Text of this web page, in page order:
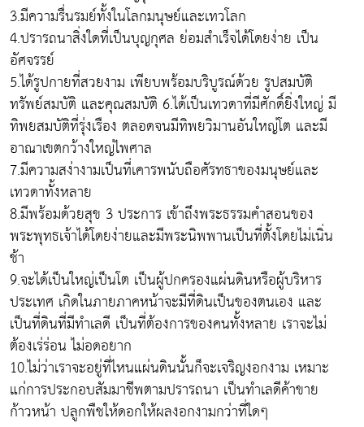
3.มีความรื่นรมย์ทั้งในโลกมนุษย์และเทวโลก
4.ปรารถนาสิ่งใดที่เป็นบุญกุศล ย่อมสำเร็จได้โดยง่าย เป็น
อัศจรรย์
5.ได้รูปกายที่สวยงาม เพียบพร้อมบริบูรณ์ด้วย รูปสมบัติ
ทรัพย์สมบัติ และคุณสมบัติ 6.ได้เป็นเทวดาที่มีศักดิ์ยิ่งใหญ่ มี
ทิพยสมบัติที่รุ่งเรือง ตลอดจนมีทิพยวิมานอันใหญ่โต และมี
อาณาเขตกว้างใหญ่ไพศาล
7.มีความสง่างามเป็นที่เคารพนับถือศัรทธาของมนุษย์และ
เทวดาทั้งหลาย
8.มีพร้อมด้วยสุข 3 ประการ เข้าถึงพระธรรมคำสอนของ
พระพุทธเจ้าได้โดยง่ายและมีพระนิพพานเป็นที่ตั้งโดยไม่เนิ่น
ช้า
9.จะได้เป็นใหญ่เป็นโต เป็นผู้ปกครองแผ่นดินหรือผู้บริหาร
ประเทศ เกิดในภายภาคหน้าจะมีที่ดินเป็นของตนเอง และ
เป็นที่ดินที่มีทำเลดี เป็นที่ต้องการของคนทั้งหลาย เราจะไม่
ต้องเร่ร่อน ไม่อดอยาก
10.ไม่ว่าเราจะอยู่ที่ไหนแผ่นดินนั้นก็จะเจริญงอกงาม เหมาะ
แก่การประกอบสัมมาชีพตามปรารถนา เป็นทำเลดีค้าขาย
ก้าวหน้า ปลูกพืชให้ดอกให้ผลงอกงามกว่าที่ใดๆ